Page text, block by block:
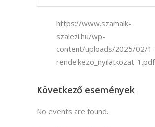
https://www.szamalk-
szalezi.hu/wp-
content/uploads/2025/02/1-
rendelkezo_nyilatkozat-1.pdf
Következő események
No events are found.